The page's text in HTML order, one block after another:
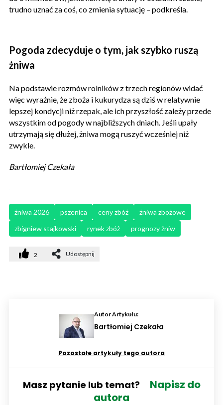
trudno uznać za coś, co zmienia sytuację – podkreśla.
Pogoda zdecyduje o tym, jak szybko ruszą
żniwa
Na podstawie rozmów rolników z trzech regionów widać
więc wyraźnie, że zboża i kukurydza są dziś w relatywnie
lepszej kondycji niż rzepak, ale ich przyszłość zależy przede
wszystkim od pogody w najbliższych dniach. Jeśli upały
utrzymają się dłużej, żniwa mogą ruszyć wcześniej niż
zwykle.
Bartłomiej Czekała
żniwa 2026 pszenica ceny zbóż
żniwa zbożowe
zbigniew stajkowski
rynek zbóż prognozy żniw
2 Udostępnij
Autor Artykułu:
Bartłomiej Czekała
Pozostałe artykuły tego autora
Masz pytanie lub temat?
Napisz do
autora